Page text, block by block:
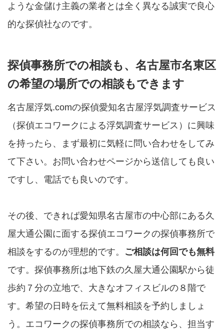
ような金儲け主義の業者とは全く異なる誠実で良心
的な探偵社なのです。
探偵事務所での相談も、名古屋市名東区
の希望の場所での相談もできます
名古屋浮気.comの探偵愛知名古屋浮気調査サービス
（探偵エコワークによる浮気調査サービス）に興味
を持ったら、まず最初に気軽に問い合わせをしてみ
て下さい。お問い合わせページから送信しても良い
ですし、電話でも良いのです。
その後、できれば愛知県名古屋市の中心部にある久
屋大通公園に面する探偵エコワークの探偵事務所で
相談をするのが理想的です。 ご相談は何回でも無料
です。探偵事務所は地下鉄の久屋大通公園駅から徒
歩約７分の立地で、大きなオフィスビルの８階で
す。希望の日時を伝えて無料相談を予約しましょ
う。エコワークの探偵事務所での相談なら、担当す